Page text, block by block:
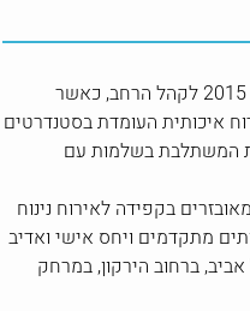
נפתח בקיץ 2015 לקהל הרחב, כאשר
איכותית העומדת בסטנדרטים
המשתלבת בשלמות עם
המאובזרים בקפידה לאירוח נינוח
מתקדמים ויחס אישי ואדיב
תל אביב, ברחוב הירקון, במרחק